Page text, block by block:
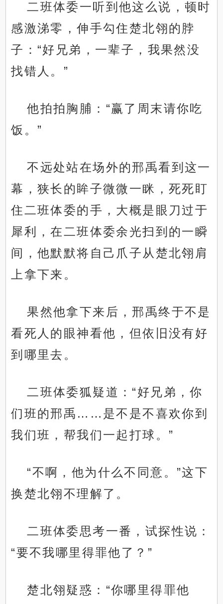
二班体委一听到他这么说，顿时
感激涕零，伸手勾住楚北翎的脖
子：“好兄弟，一辈子，我果然没
找错人。”
他拍拍胸脯：“赢了周末请你吃
饭。”
不远处站在场外的邢禹看到这一
幕，狭长的眸子微微一眯，死死盯
住二班体委的手，大概是眼刀过于
犀利，在二班体委余光扫到的一瞬
间，他默默将自己爪子从楚北翎肩
上拿下来。
果然他拿下来后，邢禹终于不是
看死人的眼神看他，但依旧没有好
到哪里去。
二班体委狐疑道：“好兄弟，你
们班的邢禹……是不是不喜欢你到
我们班，帮我们一起打球。”
“不啊，他为什么不同意。”这下
换楚北翎不理解了。
二班体委思考一番，试探性说：
“要不我哪里得罪他了？”
楚北翎疑惑：“你哪里得罪他